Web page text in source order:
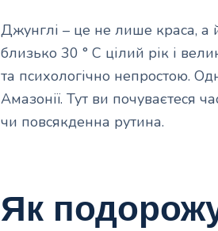
Джунглі – це не лише краса, а
близько 30 ° C цілий рік і
та психологічно непростою.
Амазонії. Тут ви почуваєтеся
чи повсякденна рутина.
Як